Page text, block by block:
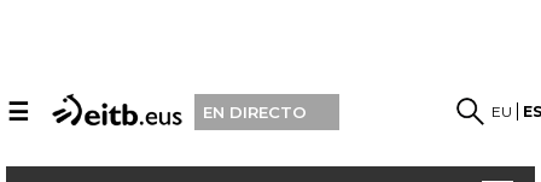
☰ EN DIRECTO EU